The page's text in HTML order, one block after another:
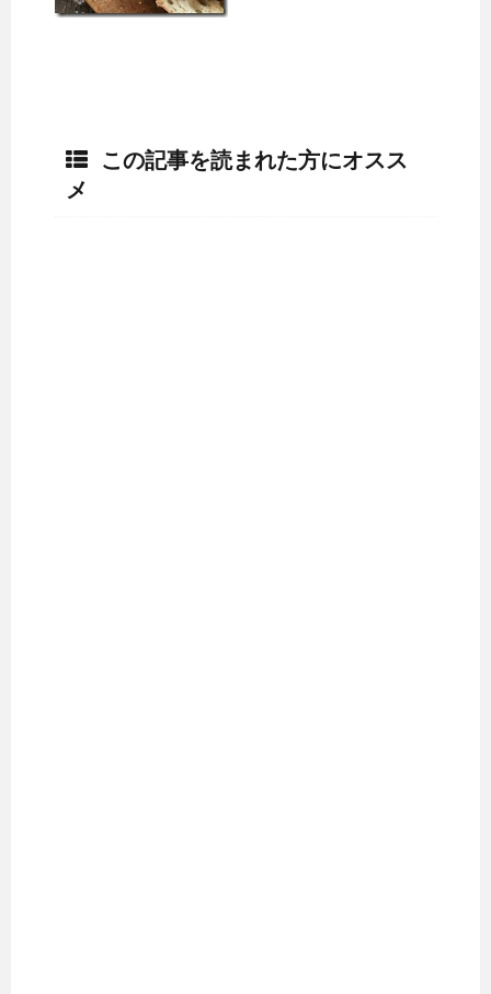
この記事を読まれた方にオスス
メ